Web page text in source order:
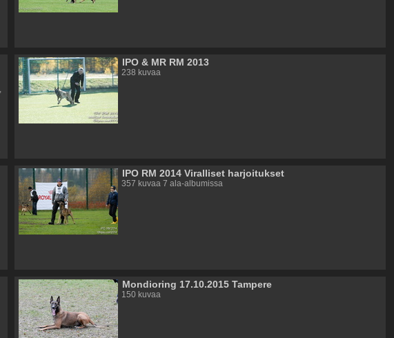
IPO & MR RM 2013
238 kuvaa
IPO RM 2014 Viralliset harjoitukset
357 kuvaa 7 ala-albumissa
Mondioring 17.10.2015 Tampere
150 kuvaa